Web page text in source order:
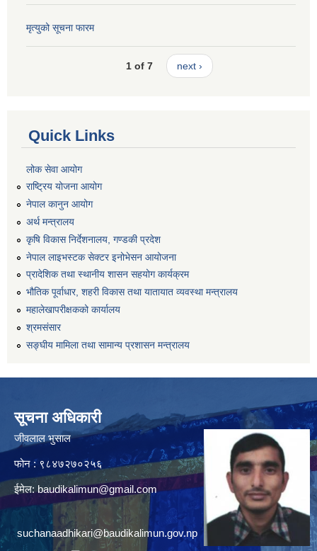
मृत्युको सूचना फारम
1 of 7 next ›
Quick Links
लोक सेवा आयोग
राष्ट्रिय योजना आयोग
नेपाल कानुन आयोग
अर्थ मन्त्रालय
कृषि विकास निर्देशनालय, गण्डकी प्रदेश
नेपाल लाइभस्टक सेक्टर इनोभेसन आयोजना
प्रादेशिक तथा स्थानीय शासन सहयोग कार्यक्रम
भौतिक पूर्वाधार, शहरी विकास तथा यातायात व्यवस्था मन्त्रालय
महालेखापरीक्षकको कार्यालय
श्रमसंसार
सङ्घीय मामिला तथा सामान्य प्रशासन मन्त्रालय
सूचना अधिकारी
जीवलाल भुसाल
फोन : ९८४७२७०२५६
ईमेल: baudikalimun@gmail.com
suchanaadhikari@baudikalimun.gov.np